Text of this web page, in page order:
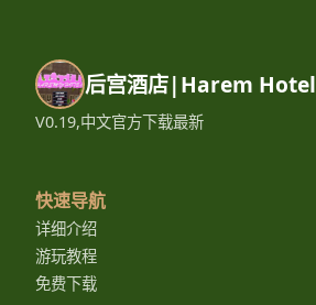
后宫酒店|Harem Hotel
V0.19,中文官方下载最新
快速导航
详细介绍
游玩教程
免费下载